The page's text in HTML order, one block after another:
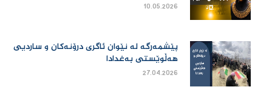
10.05.2026
پێشمەرگە لە نێوان ئاگری درۆنەکان و ساردیی
هەڵوێستی بەغدادا
27.04.2026